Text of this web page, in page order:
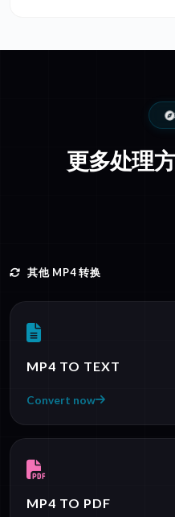
更多处理
其他 MP4 转换
MP4 TO TEXT
Convert now
MP4 TO PDF